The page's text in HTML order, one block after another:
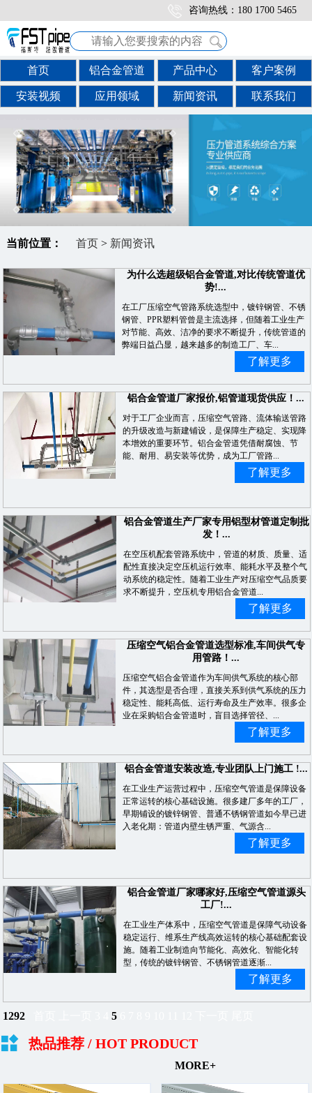
咨询热线：180 1700 5465
首页 铝合金管道 产品中心 客户案例
安装视频 应用领域 新闻资讯 联系我们
当前位置： 首页> 新闻资讯
为什么选超级铝合金管道,对比传统管道优
势!...
在工厂压缩空气管路系统选型中，镀锌钢管、不锈
钢管、PPR塑料管曾是主流选择，但随着工业生产
对节能、高效、洁净的要求不断提升，传统管道的
弊端日益凸显，越来越多的制造工厂、车...
了解更多
铝合金管道厂家报价,铝管道现货供应！...
对于工厂企业而言，压缩空气管路、流体输送管路
的升级改造与新建铺设，是保障生产稳定、实现降
本增效的重要环节。铝合金管道凭借耐腐蚀、节
能、耐用、易安装等优势，成为工厂管路...
了解更多
铝合金管道生产厂家专用铝型材管道定制批
发！...
在空压机配套管路系统中，管道的材质、质量、适
配性直接决定空压机运行效率、能耗水平及整个气
动系统的稳定性。随着工业生产对压缩空气品质要
求不断提升，空压机专用铝合金管道...
了解更多
压缩空气铝合金管道选型标准,车间供气专
用管路！...
压缩空气铝合金管道作为车间供气系统的核心部
件，其选型是否合理，直接关系到供气系统的压力
稳定性、能耗高低、运行寿命及生产效率。很多企
业在采购铝合金管道时，盲目选择管径、...
了解更多
铝合金管道安装改造,专业团队上门施工 !...
在工业生产运营过程中，压缩空气管道是保障设备
正常运转的核心基础设施。很多建厂多年的工厂，
早期铺设的镀锌钢管、普通不锈钢管道如今早已进
入老化期：管道内壁生锈严重、气源含...
了解更多
铝合金管道厂家哪家好,压缩空气管道源头
工厂!...
在工业生产体系中，压缩空气管道是保障气动设备
稳定运行、维系生产线高效运转的核心基础配套设
施。随着工业制造向节能化、高效化、智能化转
型，传统的镀锌钢管、不锈钢管道逐渐...
了解更多
1292 5
热品推荐/ HOT PRODUCT
MORE+